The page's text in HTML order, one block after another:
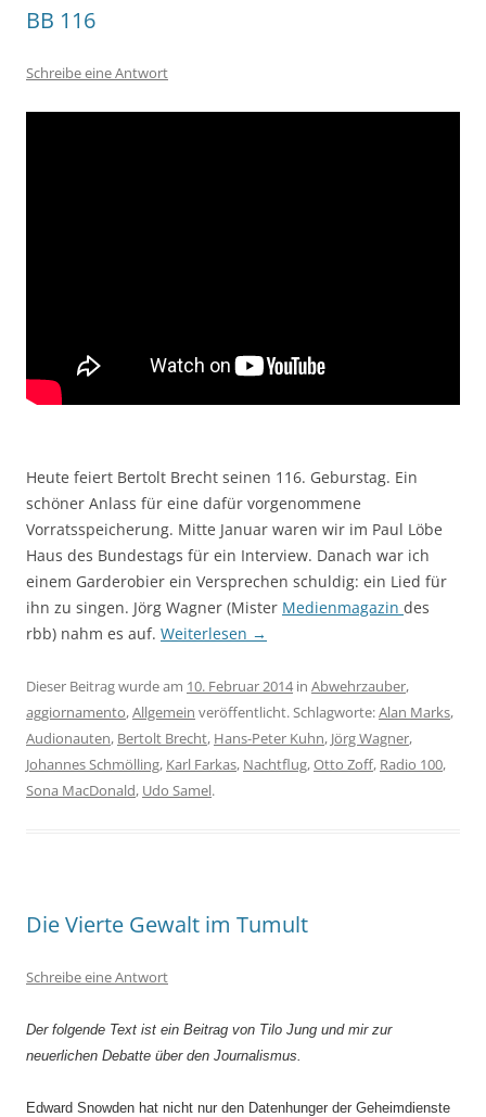
BB 116
Schreibe eine Antwort
Heute feiert Bertolt Brecht seinen 116. Geburstag. Ein
schöner Anlass für eine dafür vorgenommene
Vorratsspeicherung. Mitte Januar waren wir im Paul Löbe
Haus des Bundestags für ein Interview. Danach war ich
einem Garderobier ein Versprechen schuldig: ein Lied für
ihn zu singen. Jörg Wagner (Mister Medienmagazin des
rbb) nahm es auf. Weiterlesen →
Dieser Beitrag wurde am 10. Februar 2014in Abwehrzauber,
aggiornamento,Allgemein veröffentlicht. Schlagworte:Alan Marks,
Audionauten, Bertolt Brecht, Hans-Peter Kuhn, Jörg Wagner,
Johannes Schmölling, Karl Farkas, Nachtflug,Otto Zoff, Radio 100,
Sona MacDonald, Udo Samel.
Die Vierte Gewalt im Tumult
Schreibe eine Antwort
Der folgende Text ist ein Beitrag von Tilo Jung und mir zur
neuerlichen Debatte über den Journalismus.
Edward Snowden hat nicht nur den Datenhunger der Geheimdienste